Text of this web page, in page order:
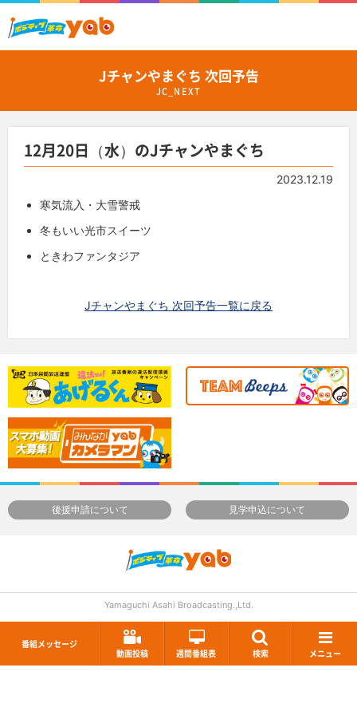
番組メッセージ
動画投稿
週間番組表 検索 メニュー
Jチャンやまぐち 次回予告
JC_NEXT
12月20日（水）のJチャンやまぐち
2023.12.19
寒気流入・大雪警戒
冬もいい光市スイーツ
ときわファンタジア
Jチャンやまぐち 次回予告一覧に戻る
後援申請について 見学申込について
Yamaguchi Asahi Broadcasting.,Ltd.